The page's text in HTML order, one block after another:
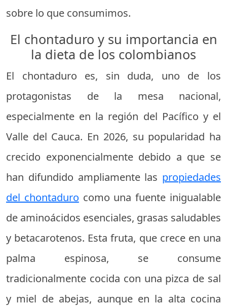
sobre lo que consumimos.
El chontaduro y su importancia en
la dieta de los colombianos
El chontaduro es, sin duda, uno de los
protagonistas de la mesa nacional,
especialmente en la región del Pacífico y el
Valle del Cauca. En 2026, su popularidad ha
crecido exponencialmente debido a que se
han difundido ampliamente las propiedades
del chontaduro como una fuente inigualable
de aminoácidos esenciales, grasas saludables
y betacarotenos. Esta fruta, que crece en una
palma espinosa, se consume
tradicionalmente cocida con una pizca de sal
y miel de abejas, aunque en la alta cocina